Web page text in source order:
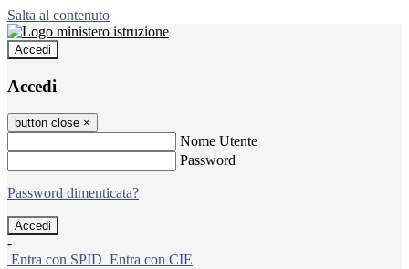
Salta al contenuto
Accedi
Accedi
button close ×
Nome Utente
Password
Password dimenticata?
-
Entra con SPID Entra con CIE